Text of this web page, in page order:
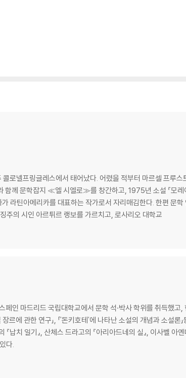
로넬프링글레스에서 태어났다. 어렸을 적부터 마르셀 프루
함께 문학잡지 ≪엘 시엘로≫를 창간하고, 1975년 소설 『모레
라틴아메리카를 대표하는 작가로서 자리매김한다. 한편 문
주의 시인 아르튀르 랭보를 가르치고, 로사리오 대학교
인 마드리드 국립대학교에서 문학 석·박사 학위를 취득했
르에 관한 연구」, 「'돈키호테'에 나타난 소설의 개념과 소설론
『납치 일기』, 산체스 드라고의 『아리아드네의 실』, 이사벨 아
다.